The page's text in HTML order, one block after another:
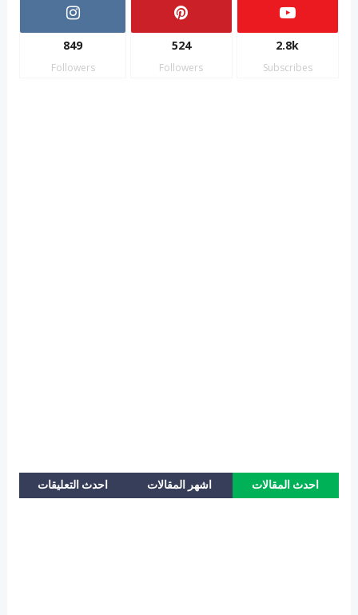
2.8k
Subscribes
524
Followers
849
Followers
احدث المقالات اشهر المقالات احدث التعليقات